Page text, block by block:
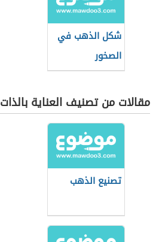
شكل الذهب في
الصخور
مقالات من تصنيف العناية بالذات
تصنيع الذهب